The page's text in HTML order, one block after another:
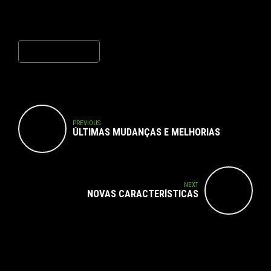
PREVIOUS
ÚLTIMAS MUDANÇAS E MELHORIAS
NEXT
NOVAS CARACTERÍSTICAS